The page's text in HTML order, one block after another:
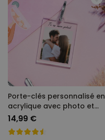
Porte-clés personnalisé en
acrylique avec photo et
texte
14,99 €